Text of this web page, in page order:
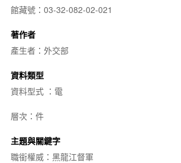
館藏號：03-32-082-02-021
著作者
產生者：外交部
資料類型
資料型式 ：電
層次：件
主題與關鍵字
職銜權威：黑龍江督軍